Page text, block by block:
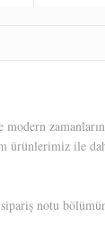
ürünlerimiz ile
sipariş notu